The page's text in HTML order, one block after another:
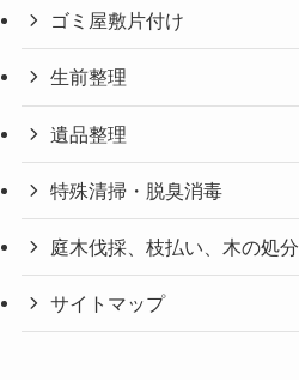
ゴミ屋敷片付け
生前整理
遺品整理
特殊清掃・脱臭消毒
庭木伐採、枝払い、木の処分
サイトマップ